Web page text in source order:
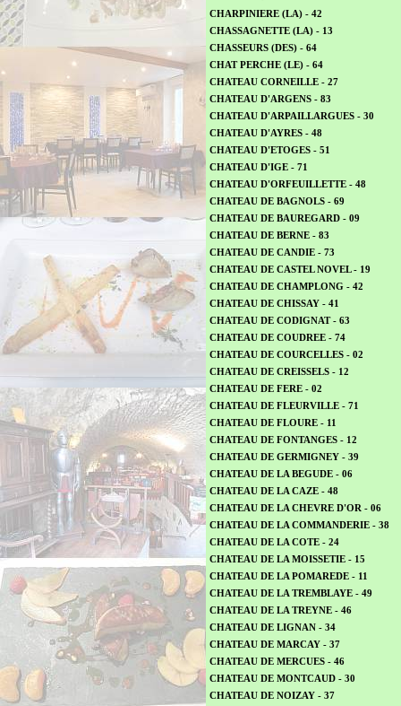
CHARPINIERE (LA) - 42
CHASSAGNETTE (LA) - 13
CHASSEURS (DES) - 64
CHAT PERCHE (LE) - 64
CHATEAU CORNEILLE - 27
CHATEAU D'ARGENS - 83
CHATEAU D'ARPAILLARGUES - 30
CHATEAU D'AYRES - 48
CHATEAU D'ETOGES - 51
CHATEAU D'IGE - 71
CHATEAU D'ORFEUILLETTE - 48
CHATEAU DE BAGNOLS - 69
CHATEAU DE BAUREGARD - 09
CHATEAU DE BERNE - 83
CHATEAU DE CANDIE - 73
CHATEAU DE CASTEL NOVEL - 19
CHATEAU DE CHAMPLONG - 42
CHATEAU DE CHISSAY - 41
CHATEAU DE CODIGNAT - 63
CHATEAU DE COUDREE - 74
CHATEAU DE COURCELLES - 02
CHATEAU DE CREISSELS - 12
CHATEAU DE FERE - 02
CHATEAU DE FLEURVILLE - 71
CHATEAU DE FLOURE - 11
CHATEAU DE FONTANGES - 12
CHATEAU DE GERMIGNEY - 39
CHATEAU DE LA BEGUDE - 06
CHATEAU DE LA CAZE - 48
CHATEAU DE LA CHEVRE D'OR - 06
CHATEAU DE LA COMMANDERIE - 38
CHATEAU DE LA COTE - 24
CHATEAU DE LA MOISSETIE - 15
CHATEAU DE LA POMAREDE - 11
CHATEAU DE LA TREMBLAYE - 49
CHATEAU DE LA TREYNE - 46
CHATEAU DE LIGNAN - 34
CHATEAU DE MARCAY - 37
CHATEAU DE MERCUES - 46
CHATEAU DE MONTCAUD - 30
CHATEAU DE NOIZAY - 37